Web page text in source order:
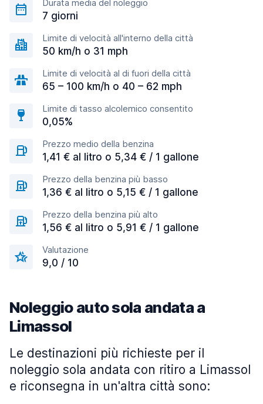
Durata media del noleggio
7 giorni
Limite di velocità all'interno della città
50 km/h o 31 mph
Limite di velocità al di fuori della città
65 – 100 km/h o 40 – 62 mph
Limite di tasso alcolemico consentito
0,05%
Prezzo medio della benzina
1,41 € al litro o 5,34 € / 1 gallone
Prezzo della benzina più basso
1,36 € al litro o 5,15 € / 1 gallone
Prezzo della benzina più alto
1,56 € al litro o 5,91 € / 1 gallone
Valutazione
9,0 / 10
Noleggio auto sola andata a
Limassol
Le destinazioni più richieste per il
noleggio sola andata con ritiro a Limassol
e riconsegna in un'altra città sono: